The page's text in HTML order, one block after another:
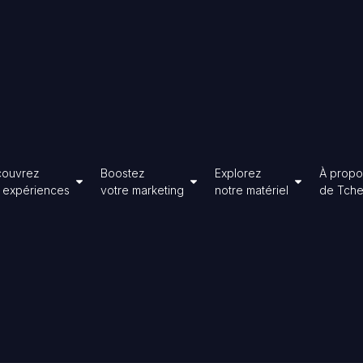
expériences
Ouvrir Découvrez
nos expériences
Boostez
votre marketing
Ouvrir Boostez
votre marketing
Explorez
notre matériel
Ouvrir
notre
À
de